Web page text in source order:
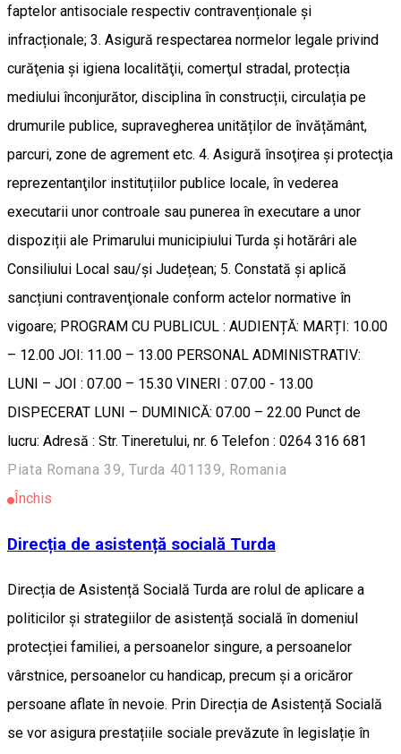
faptelor antisociale respectiv contravenționale și
infracționale; 3. Asigură respectarea normelor legale privind
curăţenia şi igiena localităţii, comerţul stradal, protecția
mediului înconjurător, disciplina în construcții, circulația pe
drumurile publice, supravegherea unităților de învățământ,
parcuri, zone de agrement etc. 4. Asigură însoţirea şi protecţia
reprezentanţilor instituțiilor publice locale, în vederea
executarii unor controale sau punerea în executare a unor
dispoziții ale Primarului municipiului Turda și hotărâri ale
Consiliului Local sau/și Județean; 5. Constată şi aplică
sancțiuni contravenţionale conform actelor normative în
vigoare; PROGRAM CU PUBLICUL : AUDIENȚĂ: MARȚI: 10.00
– 12.00 JOI: 11.00 – 13.00 PERSONAL ADMINISTRATIV:
LUNI – JOI : 07.00 – 15.30 VINERI : 07.00 - 13.00
DISPECERAT LUNI – DUMINICĂ: 07.00 – 22.00 Punct de
lucru: Adresă : Str. Tineretului, nr. 6 Telefon : 0264 316 681
Piata Romana 39, Turda 401139, Romania
Închis
Direcția de asistență socială Turda
Direcția de Asistență Socială Turda are rolul de aplicare a
politicilor și strategiilor de asistență socială în domeniul
protecției familiei, a persoanelor singure, a persoanelor
vârstnice, persoanelor cu handicap, precum și a oricăror
persoane aflate în nevoie. Prin Direcția de Asistență Socială
se vor asigura prestațiile sociale prevăzute în legislație în